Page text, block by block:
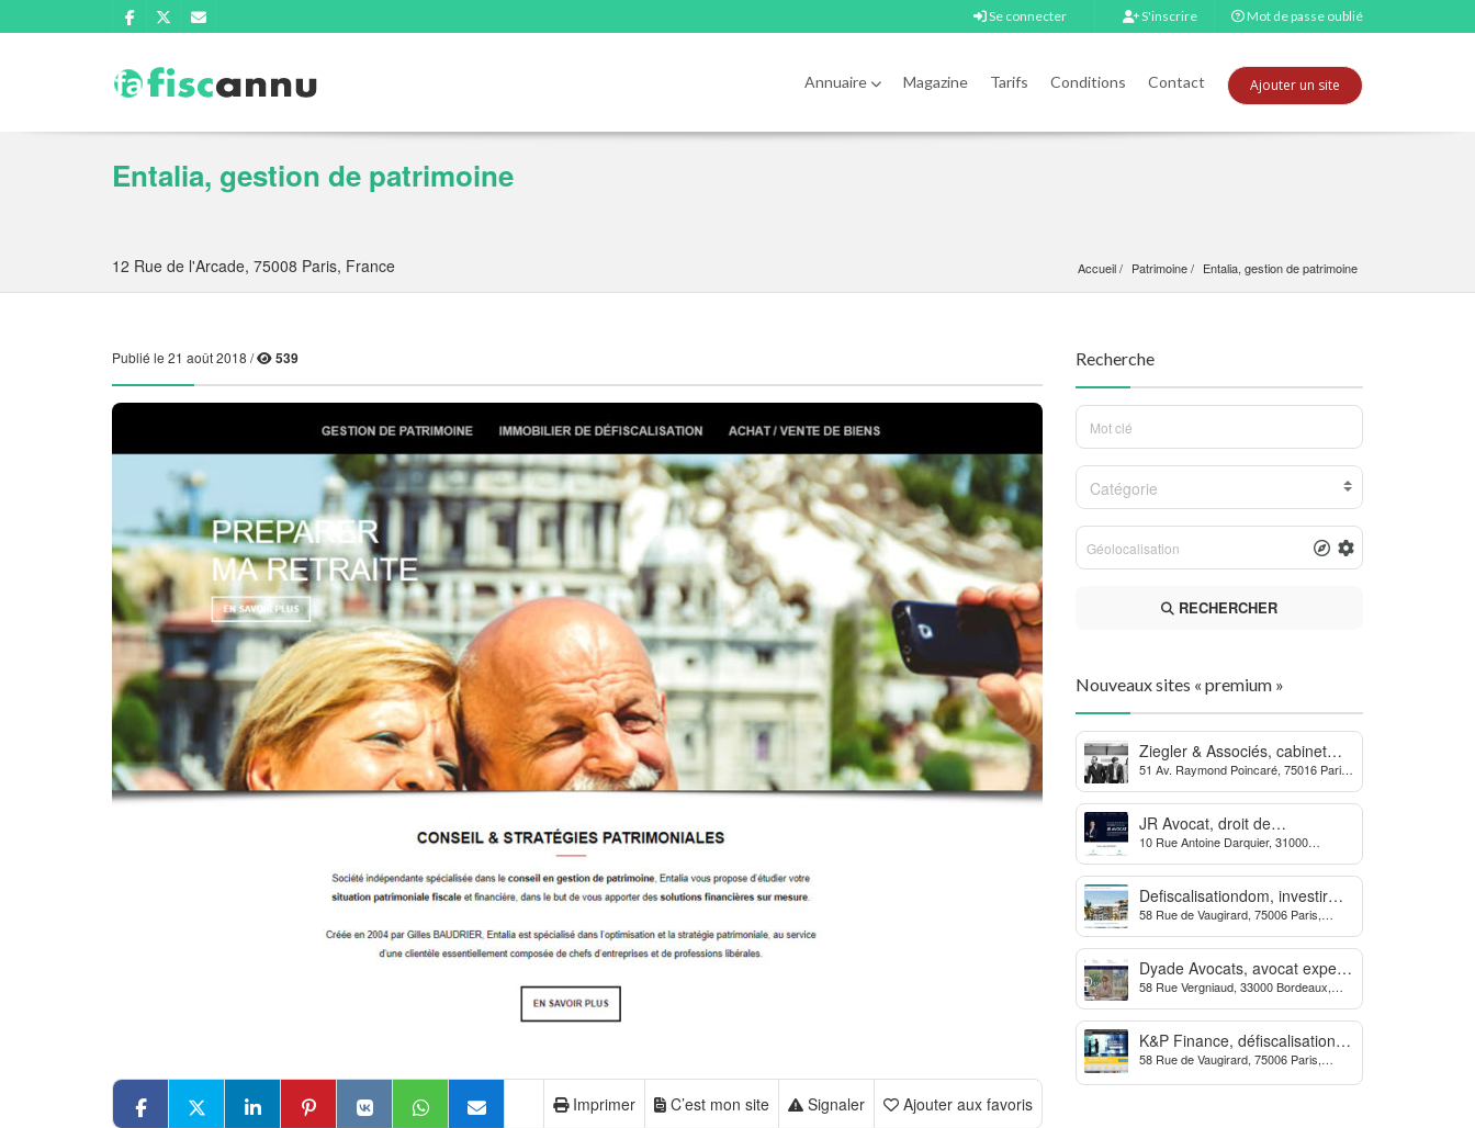
Se connecter S'inscrire Mot de passe oublié
Annuaire Magazine Tarifs Conditions Contact Ajouter un site
Entalia, gestion de patrimoine
12 Rue de l'Arcade, 75008 Paris, France Accueil Patrimoine Entalia, gestion de patrimoine
Publié le 21 août 2018 / 539
Ajouter aux favoris
Signaler
C’est mon site
Imprimer
Recherche
Catégorie
RECHERCHER
Nouveaux sites « premium »
Ziegler & Associés, cabinet
d’avocats en droit bancaire,
cryptomonnaie et escroqueries
financières
51 Av. Raymond Poincaré, 75016 Paris,
JR Avocat, droit de
l’environnement et de
l’urbanisme
10 Rue Antoine Darquier, 31000
Defiscalisationdom, investir
dans l’immobilier neuf Outre-
mer
58 Rue de Vaugirard, 75006 Paris,
Dyade Avocats, avocat expert
des procédures contre la
MDPH
58 Rue Vergniaud, 33000 Bordeaux,
K&P Finance, défiscalisation et
placements financiers
58 Rue de Vaugirard, 75006 Paris,